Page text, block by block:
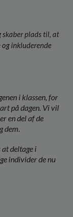
plads til, at
og inkluderende
i klassen, for
på dagen. Vi vil
en del af de
dem.
deltage i
individer de nu